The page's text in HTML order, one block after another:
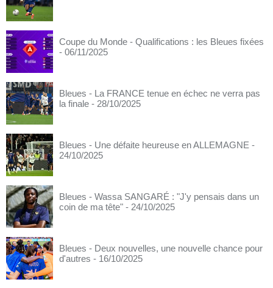
Coupe du Monde - Qualifications : les Bleues fixées
- 06/11/2025
Bleues - La FRANCE tenue en échec ne verra pas
la finale - 28/10/2025
Bleues - Une défaite heureuse en ALLEMAGNE -
24/10/2025
Bleues - Wassa SANGARÉ : "J'y pensais dans un
coin de ma tête" - 24/10/2025
Bleues - Deux nouvelles, une nouvelle chance pour
d'autres - 16/10/2025